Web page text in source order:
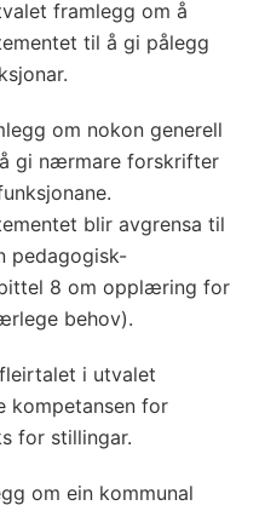
framlegg om å
til å gi pålegg
om nokon generell
gi nærmare forskrifter
blir avgrensa til
pedagogisk-
8 om opplæring for
behov).
i utvalet
kompetansen for
for stillingar.
om ein kommunal